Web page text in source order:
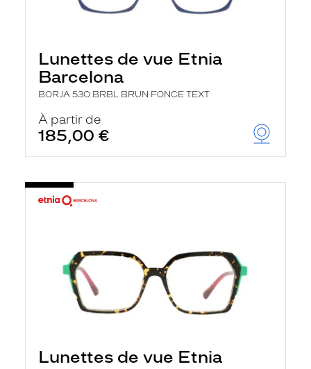
Lunettes de vue Etnia
Barcelona
BORJA 53O BRBL BRUN FONCE TEXT
À partir de
185,00 €
Lunettes de vue Etnia